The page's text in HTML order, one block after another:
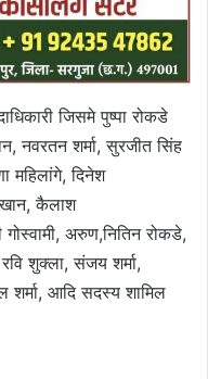
जिसमे पुष्पा रोकडे
नवरतन शर्मा, सुरजीत सिंह
महिलांगे, दिनेश
खान, कैलाश
गोस्वामी, अरुण,नितिन रोकडे,
शुक्ला, संजय शर्मा,
शर्मा, आदि सदस्य शामिल